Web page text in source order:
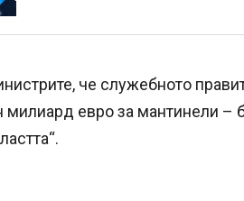
че служебното
милиард евро за мантинели –